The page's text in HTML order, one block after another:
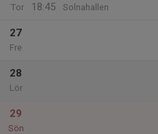
Tor
18:45
Solnahallen
27
Fre
28
Lör
29
Sön